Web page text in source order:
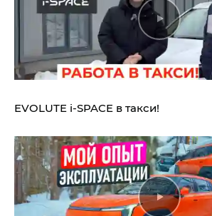
EVOLUTE i‑SPACE в такси!